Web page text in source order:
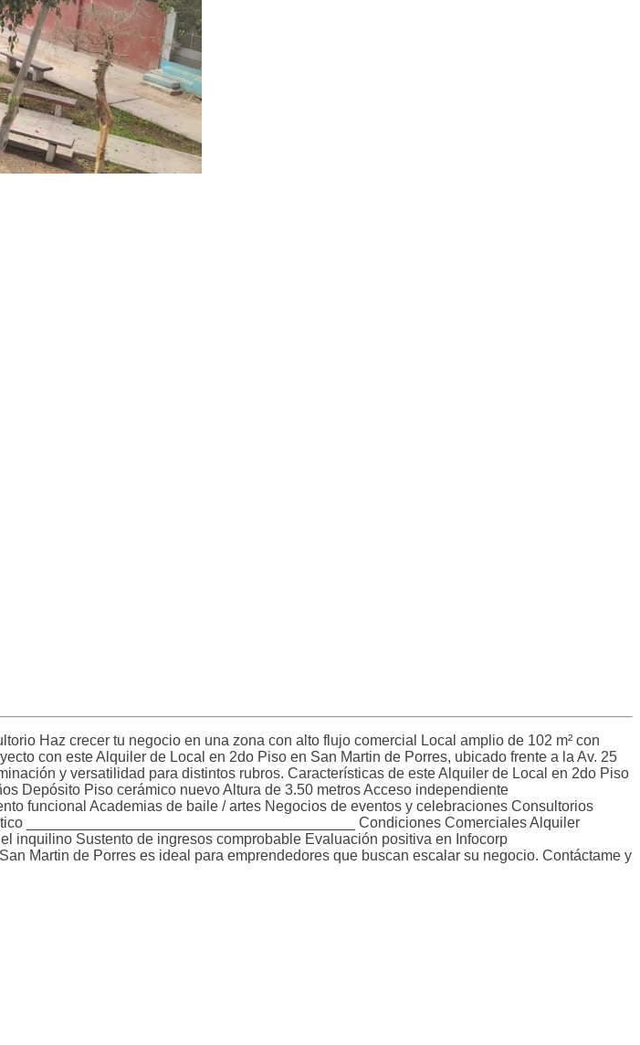
Haz crecer tu negocio en una zona con alto flujo comercial Local amplio de 102 m² con
con este Alquiler de Local en 2do Piso en San Martin de Porres, ubicado frente a la Av. 25
y versatilidad para distintos rubros. Características de este Alquiler de Local en 2do Piso
Depósito Piso cerámico nuevo Altura de 3.50 metros Acceso independiente
funcional Academias de baile / artes Negocios de eventos y celebraciones Consultorios
________________________________________ Condiciones Comerciales Alquiler
inquilino Sustento de ingresos comprobable Evaluación positiva en Infocorp
Martin de Porres es ideal para emprendedores que buscan escalar su negocio. Contáctame y